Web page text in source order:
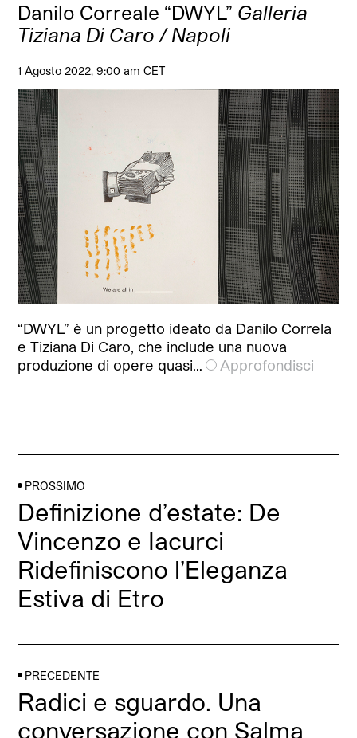
Danilo Correale “DWYL” Galleria
Tiziana Di Caro / Napoli
1 Agosto 2022, 9:00 am CET
“DWYL” è un progetto ideato da Danilo Correla
e Tiziana Di Caro, che include una nuova
produzione di opere quasi…
Approfondisci
PROSSIMO
Definizione d’estate: De
Vincenzo e Iacurci
Ridefiniscono l’Eleganza
Estiva di Etro
PRECEDENTE
Radici e sguardo. Una
conversazione con Salma